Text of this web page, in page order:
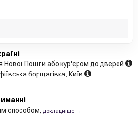
Нової Пошти або кур'єром до дверей
борщагівка, Київ
способом, докладніше →